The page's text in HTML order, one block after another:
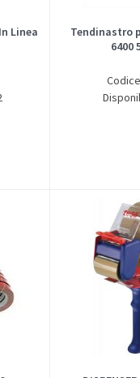
Linea
Tendinastro
6400